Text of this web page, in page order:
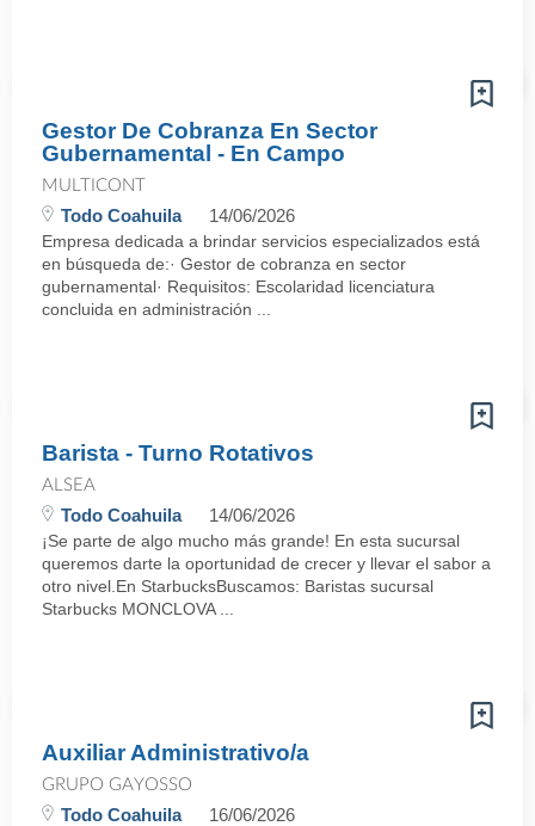
Gestor De Cobranza En Sector
Gubernamental - En Campo
MULTICONT
Todo Coahuila 14/06/2026
Empresa dedicada a brindar servicios especializados está
en búsqueda de:· Gestor de cobranza en sector
gubernamental· Requisitos: Escolaridad licenciatura
concluida en administración ...
Barista - Turno Rotativos
ALSEA
Todo Coahuila 14/06/2026
¡Se parte de algo mucho más grande! En esta sucursal
queremos darte la oportunidad de crecer y llevar el sabor a
otro nivel.En StarbucksBuscamos: Baristas sucursal
Starbucks MONCLOVA ...
Auxiliar Administrativo/a
GRUPO GAYOSSO
Todo Coahuila 16/06/2026